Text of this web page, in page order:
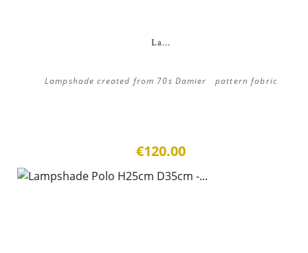
La...
Lampshade created from 70s Damier pattern fabric
€120.00